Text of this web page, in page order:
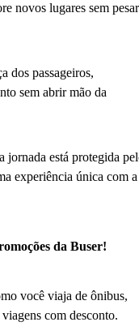
novos lugares sem pesar
dos passageiros,
sem abrir mão da
jornada está protegida
experiência única com a
da Buser!
você viaja de ônibus,
com desconto.